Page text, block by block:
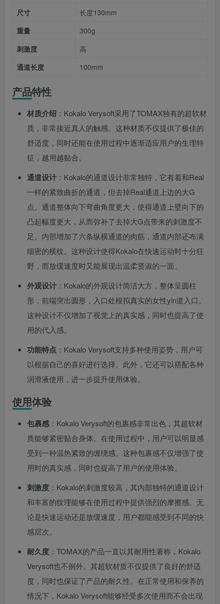
尺寸
长度130mm
重量
300g
刺激度
高
通道长度
100mm
产品特性
材质介绍 ：Kokalo Verysoft采用了TOMAX独有的超软材
质，非常接近真人的触感。这种材质不仅提供了极佳的
舒适度，同时还能在使用过程中逐渐适应用户的生理特
征，越用越贴合。
通道设计 ：Kokalo的通道设计非常独特，它有着和Real
一样的紧致曲折的通道，但去掉Real通道上边的大G
点。通道整体向下弯曲角度更大，使得通道上壁向下的
凸起幅度更大，从而弥补了去掉大G点带来的刺激度不
足。内部增加了六条纵横通道的肉筋，通道内部还布满
细密的横纹。这种设计使得Kokalo在快速运动时十分狂
野，而放缓速度时又能展现出温柔贤淑的一面。
外观设计 ：Kokalo的外观设计简洁大方，整体呈圆柱
形，前端突出圆形，入口处模拟真实的女性yin道入口。
这种设计不仅增加了视觉上的真实感，同时也提高了使
用的代入感。
功能特点 ：Kokalo Verysoft支持多种使用姿势，用户可
以根据自己的喜好进行选择。此外，它还可以搭配各种
润滑液使用，进一步提升使用体验。
使用体验
包裹感 ：Kokalo Verysoft的包裹感非常出色，其超软材
质能够紧密贴合身体。在使用过程中，用户可以明显感
受到一种温热紧致的缠绕感。这种包裹感不仅增强了使
用时的真实感，同时也提高了用户的使用体验。
刺激度 ：Kokalo的刺激度较高，其内部独特的通道设计
和丰富的纹理能够在使用过程中提供强烈的摩擦感。无
论是快速运动还是放缓速度，用户都能感受到不同的快
感层次。
耐久度 ：TOMAX的产品一直以其耐用性著称，Kokalo
Verysoft也不例外。其超软材质不仅提供了良好的舒适
度，同时也保证了产品的耐久性。在正常使用和保养的
情况下，Kokalo Verysoft能够经受多次使用而不会出现